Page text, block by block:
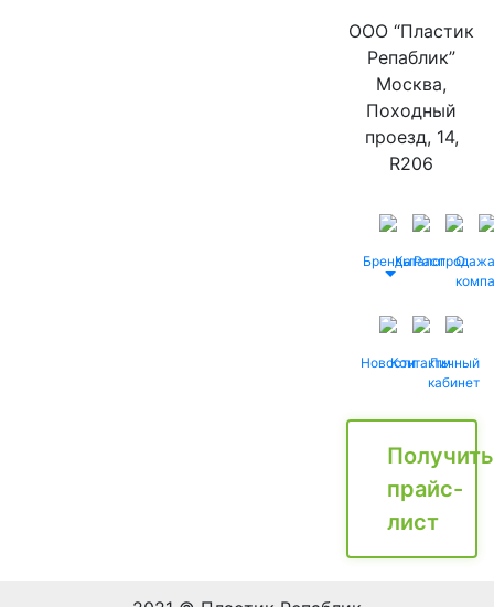
ООО “Пластик
Репаблик”
Москва,
Походный
проезд, 14,
R206
БрендыКаталог
Распродажа
О
НовостиКонтактыЛичный
кабинет
Получить
прайс-
лист